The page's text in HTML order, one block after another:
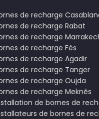
de recharge
de recharge Rabat
de recharge
de recharge Fès
de recharge Agadir
de recharge Tanger
de recharge Oujda
de recharge Meknès
de bornes de
de bornes de